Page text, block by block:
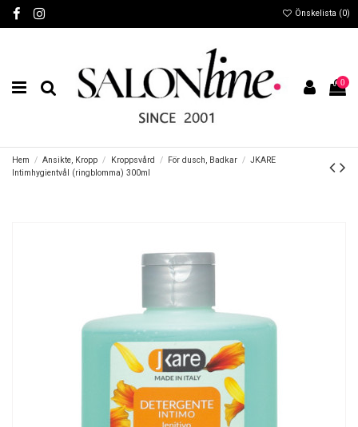
Önskelista (0)
0
Hem Ansikte, Kropp Kroppsvård För dusch, Badkar
JKARE
Intimhygientvål (ringblomma) 300ml